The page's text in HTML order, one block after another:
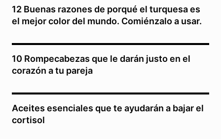
12 Buenas razones de porqué el turquesa es
el mejor color del mundo. Comiénzalo a usar.
10 Rompecabezas que le darán justo en el
corazón a tu pareja
Aceites esenciales que te ayudarán a bajar el
cortisol